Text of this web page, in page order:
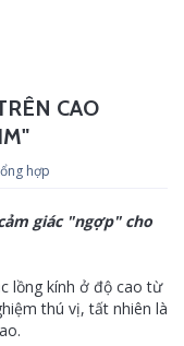
chụp từ trên cao khiến
CAO
hợp
giác "ngợp" cho
lồng kính ở độ cao từ
thú vị, tất nhiên là